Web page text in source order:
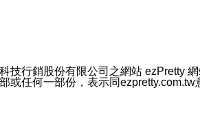
，您仍可接收到通知型訊息。
的的訊息皆不會被傳送。滿足以下三
行銷股份有限公司之網站 ezPretty
任何一部份，表示同ezpretty.com.tw